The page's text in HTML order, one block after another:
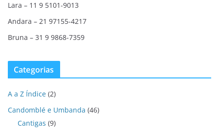
Lara – 11 9 5101-9013
Andara – 21 97155-4217
Bruna – 31 9 9868-7359
Categorias
A a Z Índice (2)
Candomblé e Umbanda (46)
Cantigas (9)